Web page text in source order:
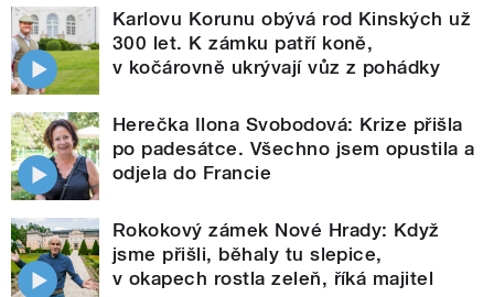
Karlovu Korunu obývá rod Kinských už
300 let. K zámku patří koně,
v kočárovně ukrývají vůz z pohádky
Herečka Ilona Svobodová: Krize přišla
po padesátce. Všechno jsem opustila a
odjela do Francie
Rokokový zámek Nové Hrady: Když
jsme přišli, běhaly tu slepice,
v okapech rostla zeleň, říká majitel